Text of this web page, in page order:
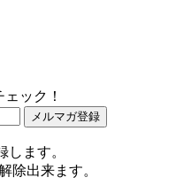
ック！
ます。
除出来ます。